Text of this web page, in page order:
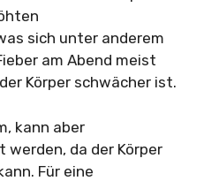
sich unter anderem
am Abend meist
Körper schwächer ist.
kann aber
werden, da der Körper
Für eine